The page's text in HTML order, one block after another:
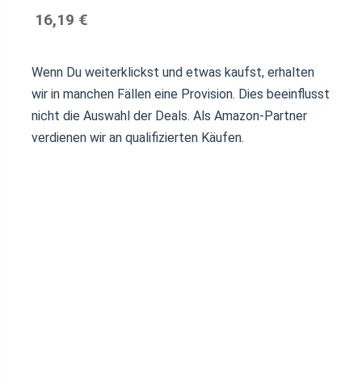
16,19 €
Wenn Du weiterklickst und etwas kaufst, erhalten
wir in manchen Fällen eine Provision. Dies beeinflusst
nicht die Auswahl der Deals. Als Amazon-Partner
verdienen wir an qualifizierten Käufen.